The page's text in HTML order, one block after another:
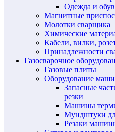
Одежда и
Магнитные
Молотки сварщика
Химические
Кабели, вилки,
Принадлежности
Газосварочное
Газовые плиты
Оборудование
Запасные
резки
Машины
Мундштуки
Резаки